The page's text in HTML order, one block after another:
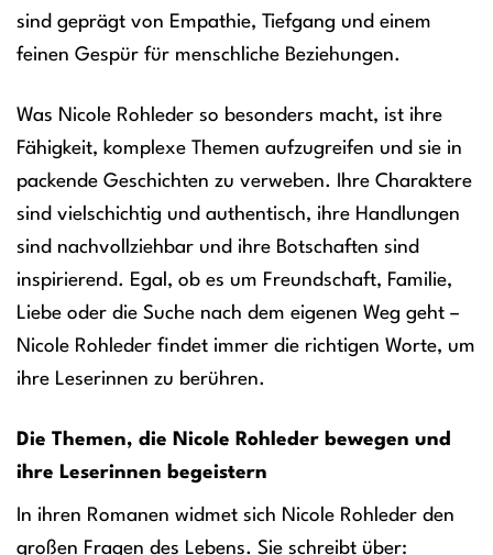
sind geprägt von Empathie, Tiefgang und einem
feinen Gespür für menschliche Beziehungen.
Was Nicole Rohleder so besonders macht, ist ihre
Fähigkeit, komplexe Themen aufzugreifen und sie in
packende Geschichten zu verweben. Ihre Charaktere
sind vielschichtig und authentisch, ihre Handlungen
sind nachvollziehbar und ihre Botschaften sind
inspirierend. Egal, ob es um Freundschaft, Familie,
Liebe oder die Suche nach dem eigenen Weg geht –
Nicole Rohleder findet immer die richtigen Worte, um
ihre Leserinnen zu berühren.
Die Themen, die Nicole Rohleder bewegen und
ihre Leserinnen begeistern
In ihren Romanen widmet sich Nicole Rohleder den
großen Fragen des Lebens. Sie schreibt über: